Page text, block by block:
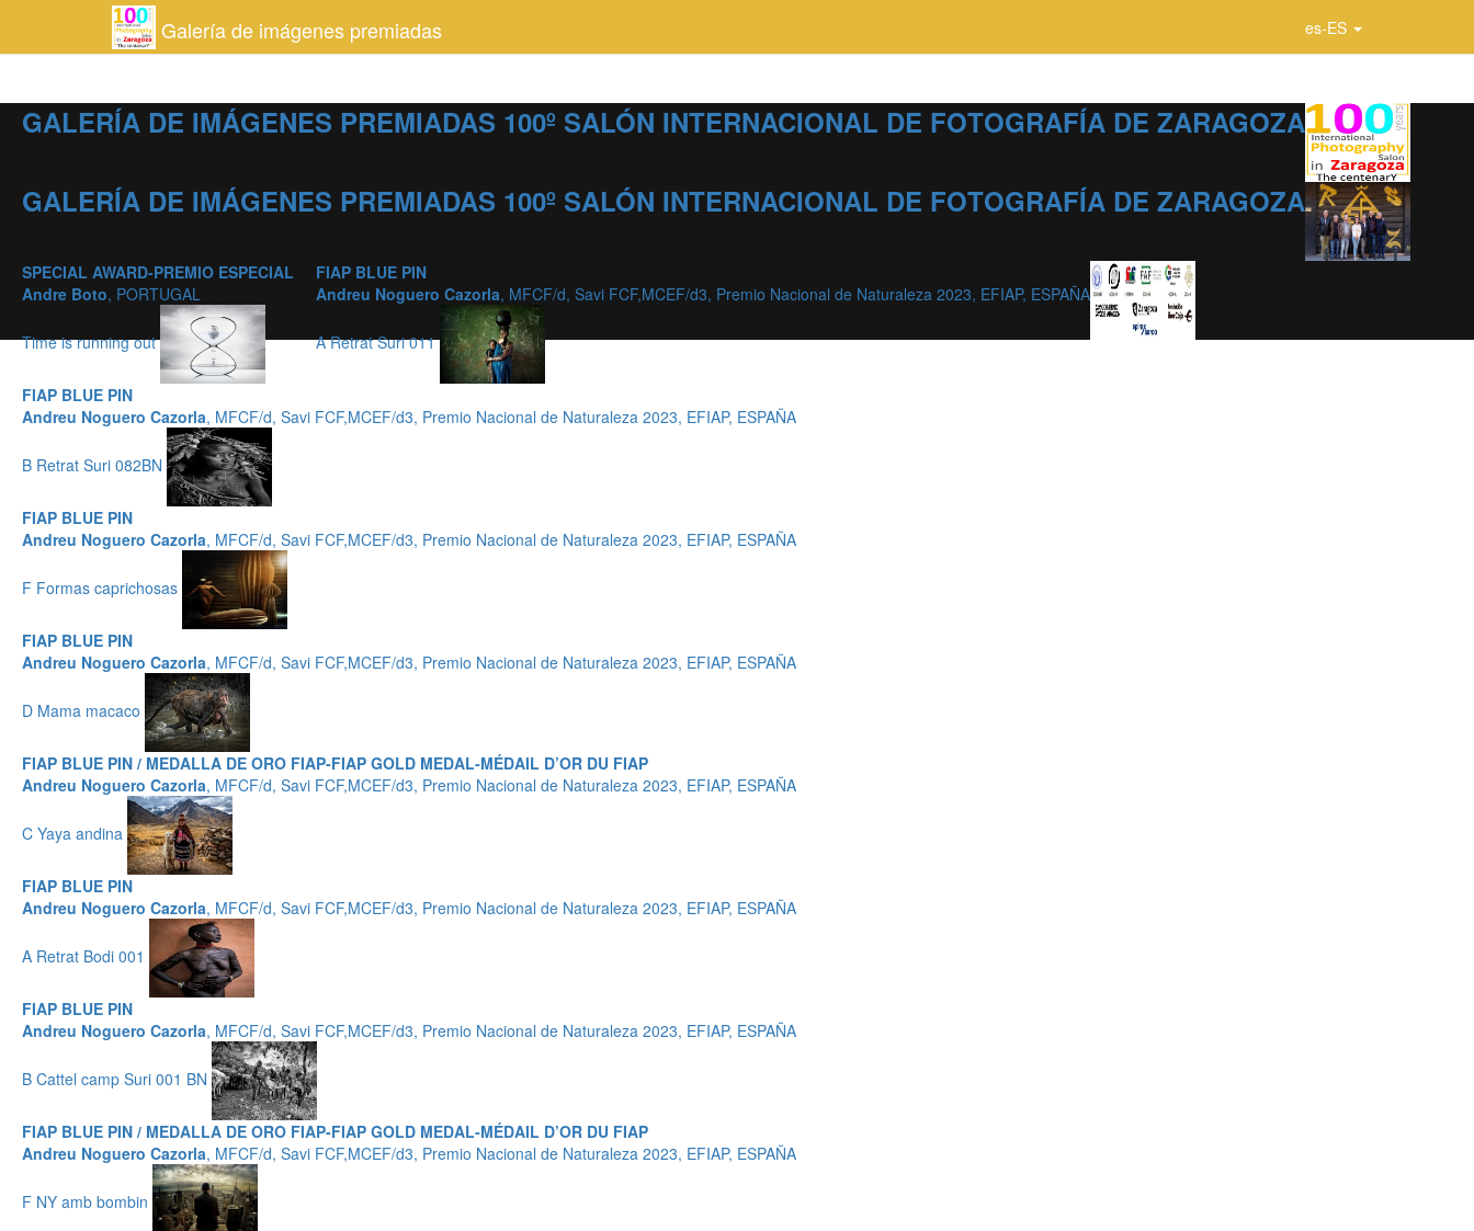
Galería de imágenes premiadas es-ES
GALERÍA DE IMÁGENES PREMIADAS 100º SALÓN INTERNACIONAL DE FOTOGRAFÍA DE ZARAGOZA
GALERÍA DE IMÁGENES PREMIADAS 100º SALÓN INTERNACIONAL DE FOTOGRAFÍA DE ZARAGOZA
SPECIAL AWARD-PREMIO ESPECIAL
Andre Boto, PORTUGAL
Time is running out
FIAP BLUE PIN
Andreu Noguero Cazorla, MFCF/d, Savi FCF,MCEF/d3, Premio Nacional de Naturaleza 2023, EFIAP, ESPAÑA
A Retrat Suri 011
FIAP BLUE PIN
Andreu Noguero Cazorla, MFCF/d, Savi FCF,MCEF/d3, Premio Nacional de Naturaleza 2023, EFIAP, ESPAÑA
B Retrat Suri 082BN
FIAP BLUE PIN
Andreu Noguero Cazorla, MFCF/d, Savi FCF,MCEF/d3, Premio Nacional de Naturaleza 2023, EFIAP, ESPAÑA
F Formas caprichosas
FIAP BLUE PIN
Andreu Noguero Cazorla, MFCF/d, Savi FCF,MCEF/d3, Premio Nacional de Naturaleza 2023, EFIAP, ESPAÑA
D Mama macaco
FIAP BLUE PIN / MEDALLA DE ORO FIAP-FIAP GOLD MEDAL-MÉDAIL D’OR DU FIAP
Andreu Noguero Cazorla, MFCF/d, Savi FCF,MCEF/d3, Premio Nacional de Naturaleza 2023, EFIAP, ESPAÑA
C Yaya andina
FIAP BLUE PIN
Andreu Noguero Cazorla, MFCF/d, Savi FCF,MCEF/d3, Premio Nacional de Naturaleza 2023, EFIAP, ESPAÑA
A Retrat Bodi 001
FIAP BLUE PIN
Andreu Noguero Cazorla, MFCF/d, Savi FCF,MCEF/d3, Premio Nacional de Naturaleza 2023, EFIAP, ESPAÑA
B Cattel camp Suri 001 BN
FIAP BLUE PIN / MEDALLA DE ORO FIAP-FIAP GOLD MEDAL-MÉDAIL D’OR DU FIAP
Andreu Noguero Cazorla, MFCF/d, Savi FCF,MCEF/d3, Premio Nacional de Naturaleza 2023, EFIAP, ESPAÑA
F NY amb bombin